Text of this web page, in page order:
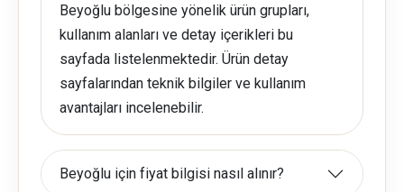
Beyoğlu bölgesine yönelik ürün grupları,
kullanım alanları ve detay içerikleri bu
sayfada listelenmektedir. Ürün detay
sayfalarından teknik bilgiler ve kullanım
avantajları incelenebilir.
Beyoğlu için fiyat bilgisi nasıl alınır?